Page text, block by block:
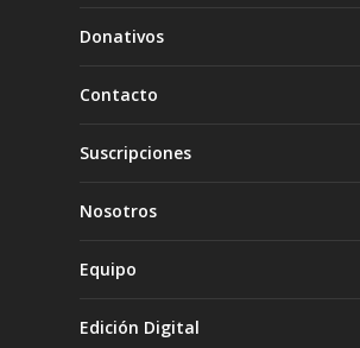
Donativos
Contacto
Suscripciones
Nosotros
Equipo
Edición Digital